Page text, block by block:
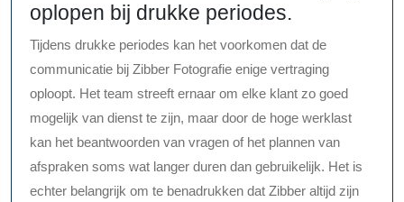
oplopen bij drukke periodes.
Tijdens drukke periodes kan het voorkomen dat de
communicatie bij Zibber Fotografie enige vertraging
oploopt. Het team streeft ernaar om elke klant zo goed
mogelijk van dienst te zijn, maar door de hoge werklast
kan het beantwoorden van vragen of het plannen van
afspraken soms wat langer duren dan gebruikelijk. Het is
echter belangrijk om te benadrukken dat Zibber altijd zijn